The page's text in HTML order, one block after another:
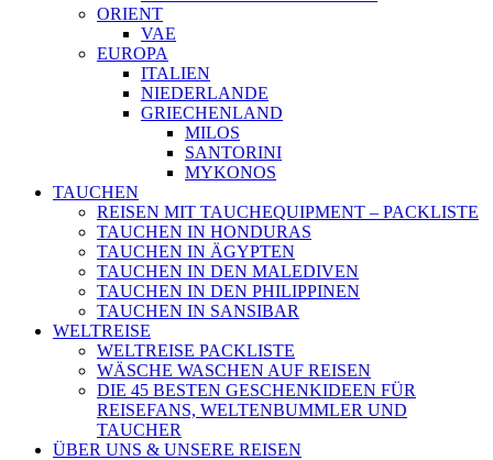
ORIENT
VAE
EUROPA
ITALIEN
NIEDERLANDE
GRIECHENLAND
MILOS
SANTORINI
MYKONOS
TAUCHEN
REISEN MIT TAUCHEQUIPMENT – PACKLISTE
TAUCHEN IN HONDURAS
TAUCHEN IN ÄGYPTEN
TAUCHEN IN DEN MALEDIVEN
TAUCHEN IN DEN PHILIPPINEN
TAUCHEN IN SANSIBAR
WELTREISE
WELTREISE PACKLISTE
WÄSCHE WASCHEN AUF REISEN
DIE 45 BESTEN GESCHENKIDEEN FÜR
REISEFANS, WELTENBUMMLER UND
TAUCHER
ÜBER UNS & UNSERE REISEN